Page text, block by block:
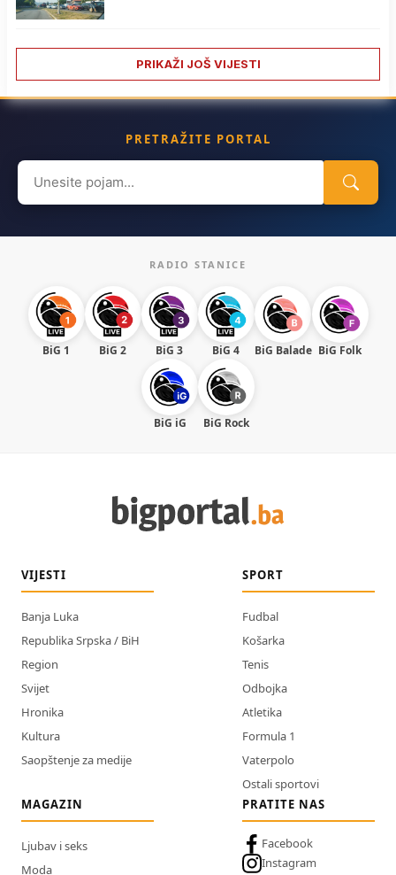
PRIKAŽI JOŠ VIJESTI
PRETRAŽITE PORTAL
Search
for:
RADIO STANICE
BiG 1 BiG 2 BiG 3 BiG 4 BiG Balade BiG Folk
BiG iG BiG Rock
VIJESTI
Banja Luka
Republika Srpska / BiH
Region
Svijet
Hronika
Kultura
Saopštenje za medije
SPORT
Fudbal
Košarka
Tenis
Odbojka
Atletika
Formula 1
Vaterpolo
Ostali sportovi
MAGAZIN
Ljubav i seks
Moda
PRATITE NAS
Facebook
Instagram